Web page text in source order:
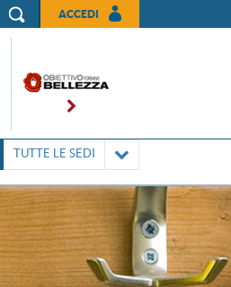
ACCEDI
TUTTE LE SEDI